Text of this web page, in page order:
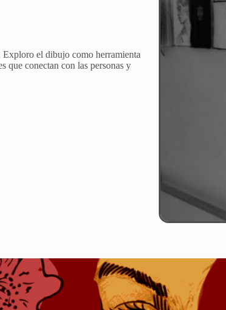
Exploro el dibujo como herramienta
que conectan con las personas y